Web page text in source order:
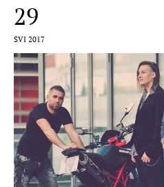
29
SVI 2017